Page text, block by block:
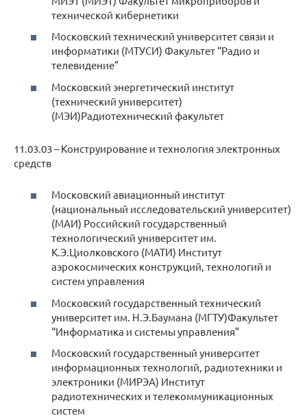
технической кибернетики
Московский технический университет связи и
информатики (МТУСИ) Факультет “Радио и
телевидение”
Московский энергетический институт
(технический университет)
(МЭИ)Радиотехнический факультет
11.03.03 – Конструирование и технология электронных
средств
Московский авиационный институт
(национальный исследовательский университет)
(МАИ) Российский государственный
технологический университет им.
К.Э.Циолковского (МАТИ) Институт
аэрокосмических конструкций, технологий и
систем управления
Московский государственный технический
университет им. Н.Э.Баумана (МГТУ)Факультет
“Информатика и системы управления”
Московский государственный университет
информационных технологий, радиотехники и
электроники (МИРЭА) Институт
радиотехнических и телекоммуникационных
систем